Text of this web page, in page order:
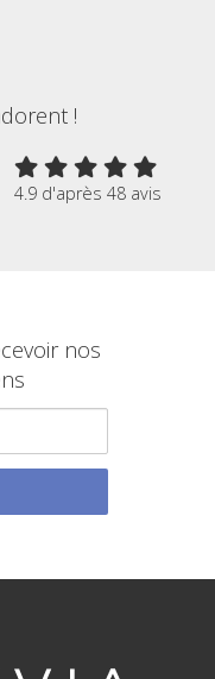
!
4.9 d'après 48 avis
nos